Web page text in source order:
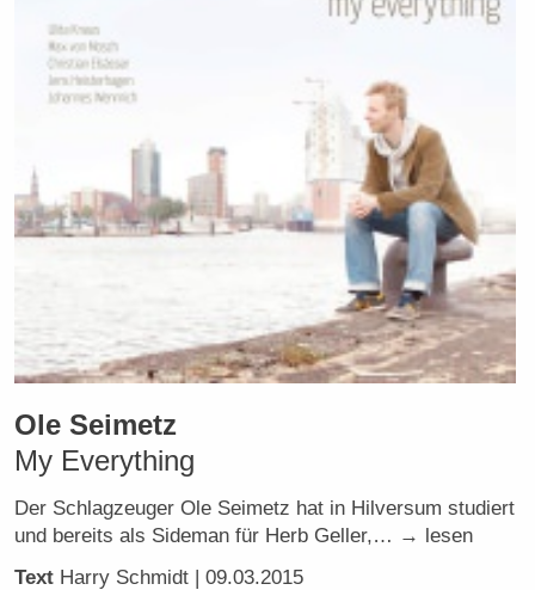
Ole Seimetz
My Everything
Der Schlagzeuger Ole Seimetz hat in Hilversum studiert
und bereits als Sideman für Herb Geller,… → lesen
Text Harry Schmidt | 09.03.2015